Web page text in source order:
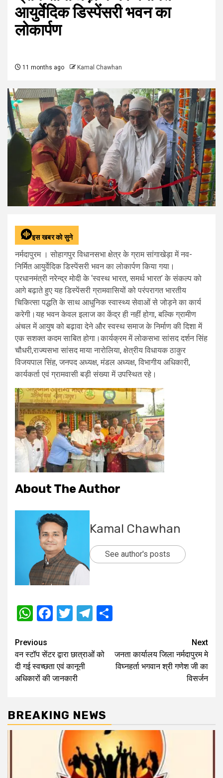
आयुर्वेदिक डिस्पेंसरी भवन का
लोकार्पण
11 months ago Kamal Chawhan
इस खबर को सुने
नर्मदापुरम । सोहागपुर विधानसभा क्षेत्र के ग्राम सांगाखेड़ा में नव-
निर्मित आयुर्वेदिक डिस्पेंसरी भवन का लोकार्पण किया गया।
प्रधानमंत्री नरेन्द्र मोदी के ‘स्वस्थ भारत, समर्थ भारत’ के संकल्प को
आगे बढ़ाते हुए यह डिस्पेंसरी ग्रामवासियों को परंपरागत भारतीय
चिकित्सा पद्धति के साथ आधुनिक स्वास्थ्य सेवाओं से जोड़ने का कार्य
करेगी।यह भवन केवल इलाज का केंद्र ही नहीं होगा, बल्कि ग्रामीण
अंचल में आयुष को बढ़ावा देने और स्वस्थ समाज के निर्माण की दिशा में
एक सशक्त कदम साबित होगा।कार्यक्रम में लोकसभा सांसद दर्शन सिंह
चौधरी,राज्यसभा सांसद माया नारोलिया, क्षेत्रीय विधायक ठाकुर
विजयपाल सिंह, जनपद अध्यक्ष, मंडल अध्यक्ष, विभागीय अधिकारी,
कार्यकर्ता एवं ग्रामवासी बड़ी संख्या में उपस्थित रहे।
About The Author
Kamal Chawhan
See author's posts
WhatsApp
Facebook
TwitterTelegram
Post
navigation
Previous
वन स्टॉप सेंटर द्वारा छात्राओं को
दी गई स्वच्छता एवं कानूनी
अधिकारों की जानकारी
Next
जनता कार्यालय जिला नर्मदापुरम मे
विघ्नहर्ता भगवान श्री गणेश जी का
विसर्जन
BREAKING NEWS